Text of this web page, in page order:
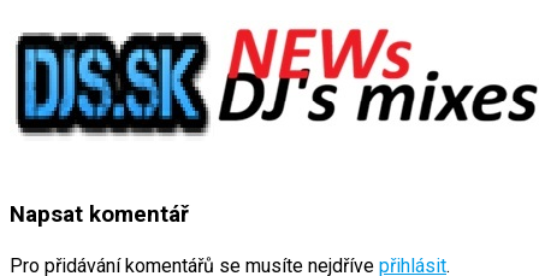
Napsat komentář
Pro přidávání komentářů se musíte nejdříve přihlásit.